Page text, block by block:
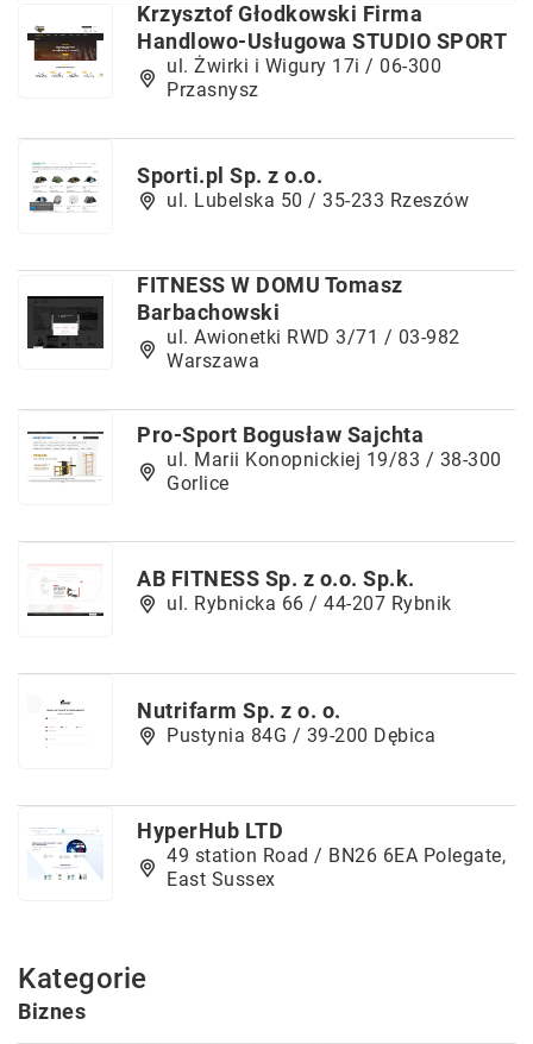
Krzysztof Głodkowski Firma
Handlowo-Usługowa STUDIO SPORT
ul. Żwirki i Wigury 17i / 06-300
Przasnysz
Sporti.pl Sp. z o.o.
ul. Lubelska 50 / 35-233 Rzeszów
FITNESS W DOMU Tomasz
Barbachowski
ul. Awionetki RWD 3/71 / 03-982
Warszawa
Pro-Sport Bogusław Sajchta
ul. Marii Konopnickiej 19/83 / 38-300
Gorlice
AB FITNESS Sp. z o.o. Sp.k.
ul. Rybnicka 66 / 44-207 Rybnik
Nutrifarm Sp. z o. o.
Pustynia 84G / 39-200 Dębica
HyperHub LTD
49 station Road / BN26 6EA Polegate,
East Sussex
Kategorie
Biznes